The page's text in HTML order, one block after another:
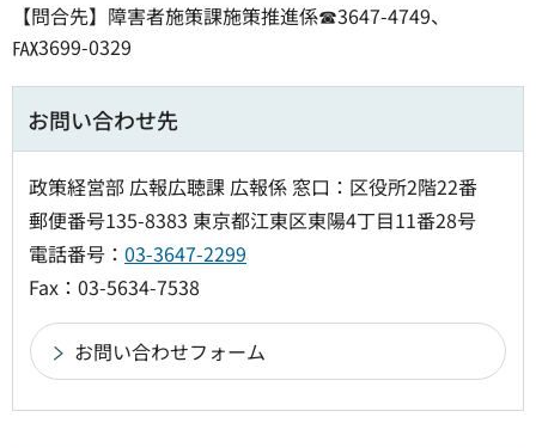
【問合先】障害者施策課施策推進係☎3647-4749、
℻3699-0329
お問い合わせ先
政策経営部 広報広聴課 広報係 窓口：区役所2階22番
郵便番号135-8383 東京都江東区東陽4丁目11番28号
電話番号： 03-3647-2299
Fax：03-5634-7538